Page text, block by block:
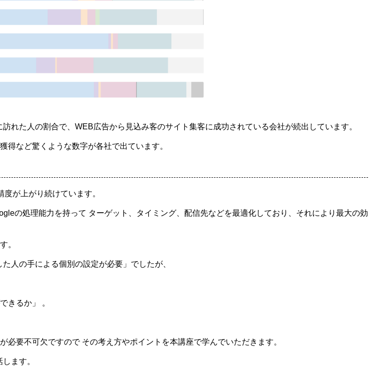
れた人の割合で、WEB広告から見込み客のサイト集客に成功されている会社が続出しています。
得など驚くような数字が各社で出ています。
が上がり続けています。
の処理能力を持って ターゲット、タイミング、配信先などを最適化しており、それにより最大の効
。
人の手による個別の設定が必要」でしたが、
きるか」 。
要不可欠ですので その考え方やポイントを本講座で学んでいただきます。
ます。